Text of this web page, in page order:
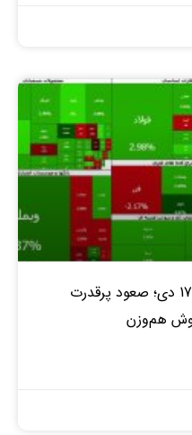
گزارش بورس امروز چهارشنبه 17 دی؛ صعود پرقدرت
هم‌وزن